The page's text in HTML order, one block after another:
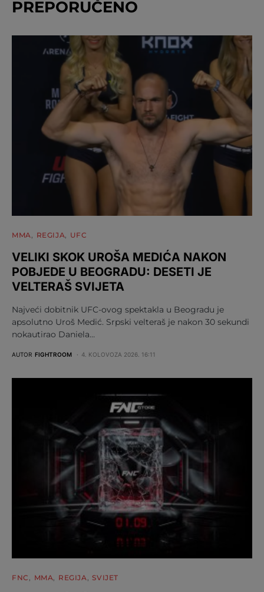
PREPORUČENO
MMA REGIJA UFC
VELIKI SKOK UROŠA MEDIĆA NAKON
POBJEDE U BEOGRADU: DESETI JE
VELTERAŠ SVIJETA
Najveći dobitnik UFC-ovog spektakla u Beogradu je
apsolutno Uroš Medić. Srpski velteraš je nakon 30 sekundi
nokautirao Daniela…
AUTOR FIGHTROOM 4. KOLOVOZA 2026. 16:11
FNC MMA REGIJA SVIJET